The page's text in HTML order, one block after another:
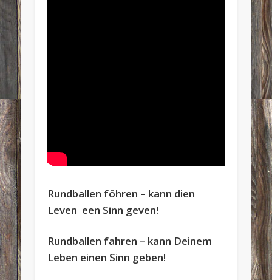
Rundballen föhren – kann dien
Leven een Sinn geven!
Rundballen fahren – kann Deinem
Leben einen Sinn geben!